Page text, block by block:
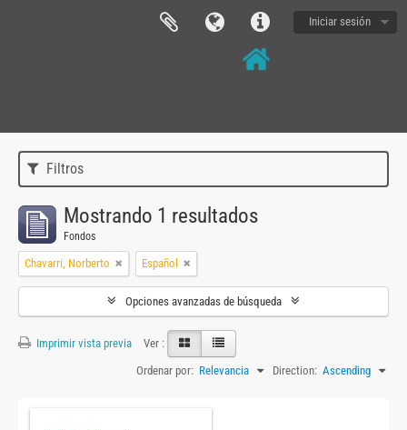
Iniciar sesión
Filtros
Mostrando 1 resultados
Fondos
Chavarri, Norberto Español
Opciones avanzadas de búsqueda
Imprimir vista previa
Ver :
Ordenar por: Relevancia Direction: Ascending